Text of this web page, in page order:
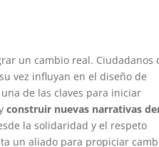
un cambio real. Ciudadanos
vez influyan en el diseño de
de las claves para iniciar
construir nuevas narrativas
la solidaridad y el respeto
un aliado para propiciar